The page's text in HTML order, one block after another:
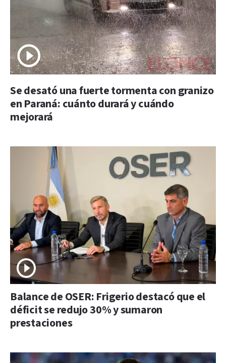
Se desató una fuerte tormenta con granizo
en Paraná: cuánto durará y cuándo
mejorará
Balance de OSER: Frigerio destacó que el
déficit se redujo 30% y sumaron
prestaciones